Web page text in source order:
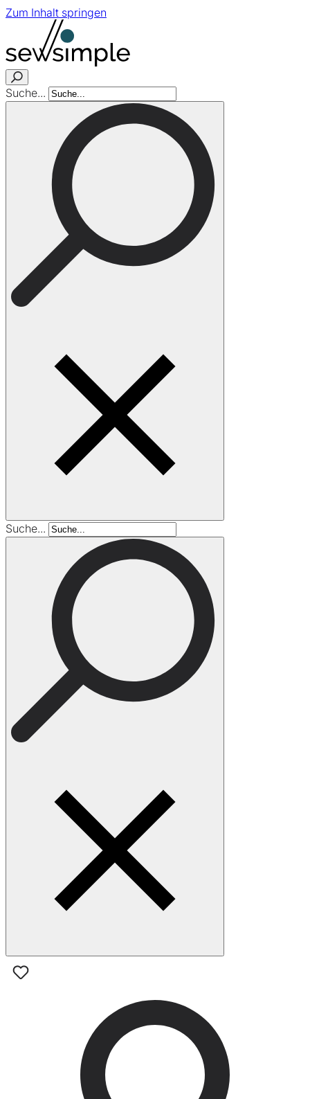
Zum Inhalt springen
Suche...
Suche...